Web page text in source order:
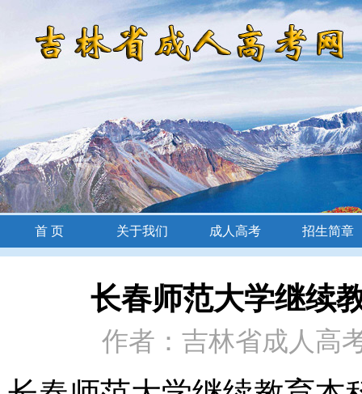
首 页 关于我们 成人高考
招生简章
招生简章
长春师范大学继续
作者：吉林省成人高